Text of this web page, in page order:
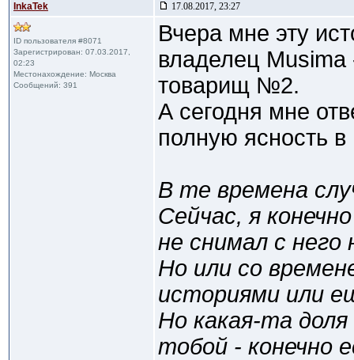
InkaTek 17.08.2017, 23:27
ID пользователя #8071
Зарегистрирован: 07.03.2017,
02:23
Местонахождение: Москва
Сообщений: 391
Вчера мне эту
владелец Musima
товарищ №2.
А сегодня мне
полную ясность
В те времена
Сейчас, я
не снимал с него
Но или со
историями или
Но какая-та
тобой - конечно